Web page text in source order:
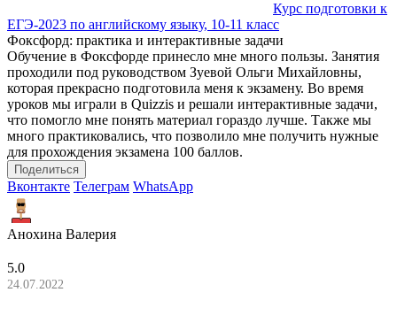
Курс подготовки к
ЕГЭ-2023 по английскому языку, 10-11 класс
Фоксфорд: практика и интерактивные задачи
Обучение в Фоксфорде принесло мне много пользы. Занятия
проходили под руководством Зуевой Ольги Михайловны,
которая прекрасно подготовила меня к экзамену. Во время
уроков мы играли в Quizzis и решали интерактивные задачи,
что помогло мне понять материал гораздо лучше. Также мы
много практиковались, что позволило мне получить нужные
для прохождения экзамена 100 баллов.
Поделиться
Вконтакте Телеграм WhatsApp
Анохина Валерия
5.0
24.07.2022